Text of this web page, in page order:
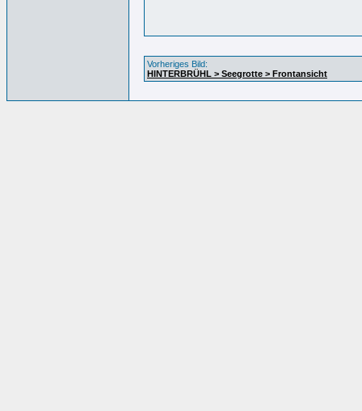
Vorheriges Bild:
HINTERBRÜHL > Seegrotte > Frontansicht